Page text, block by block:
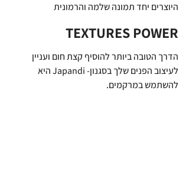
היוצרים יחד תמונה שלמה והרמונית
  TEXTURES POWER
הדרך הטובה ביותר להוסיף קצת חום ועניין
לעיצוב הפנים שלך בסגנון- Japandi היא
להשתמש במרקמים.